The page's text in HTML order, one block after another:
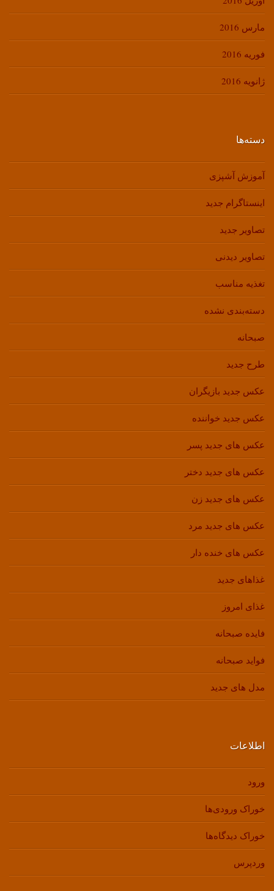
مارس 2016
فوریه 2016
ژانویه 2016
دسته‌ها
آموزش آشپزی
اینستاگرام جدید
تصاویر جدید
تصاویر دیدنی
تغذیه مناسب
دسته‌بندی نشده
صبحانه
طرح جدید
عکس جدید بازیگران
عکس جدید خواننده
عکس های جدید پسر
عکس های جدید دختر
عکس های جدید زن
عکس های جدید مرد
عکس های خنده دار
غذاهای جدید
غذای امروز
فایده صبحانه
فواید صبحانه
مدل های جدید
اطلاعات
ورود
خوراک ورودی‌ها
خوراک دیدگاه‌ها
وردپرس